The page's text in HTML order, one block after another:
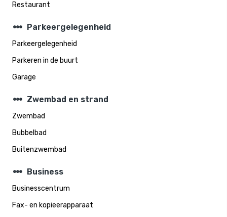
Restaurant
steppers Parkeergelegenheid
Parkeergelegenheid
Parkeren in de buurt
Garage
steppers Zwembad en strand
Zwembad
Bubbelbad
Buitenzwembad
steppers Business
Businesscentrum
Fax- en kopieerapparaat